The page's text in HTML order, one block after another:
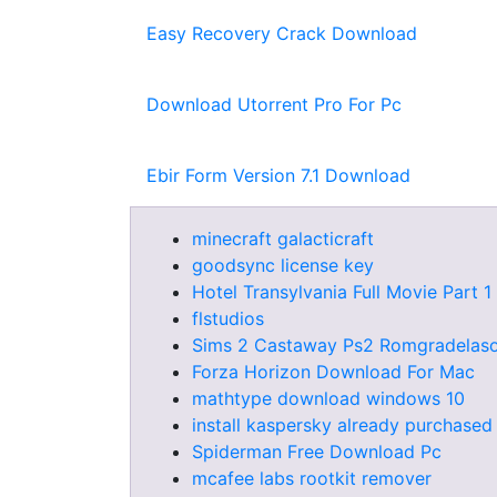
Easy Recovery Crack Download
Download Utorrent Pro For Pc
Ebir Form Version 7.1 Download
minecraft galacticraft
goodsync license key
Hotel Transylvania Full Movie Part
flstudios
Sims 2 Castaway Ps2
Forza Horizon Download For Mac
mathtype download windows 10
install kaspersky already purchased
Spiderman Free Download Pc
mcafee labs rootkit remover